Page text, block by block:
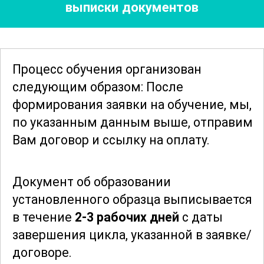
инструментов играет ключевую роль в
работе с органическим стеклом.
Участники курса познакомятся с
новейшими методиками и
оборудованием, что позволит им
оставаться конкурентоспособными на
рынке труда. Важной частью обучения
является освоение навыков
гарантирует высокое качество и
долговечность готовых изделий.
Курс рассчитан на тех, кто хочет
углубить свои знания и получить
выписки документов
Процесс обучения организован
следующим образом: После
формирования заявки на обучение, мы,
по указанным данным выше, отправим
Вам договор и ссылку на оплату.
Документ об образовании
установленного образца выписывается
в течение 2-3 рабочих дней с даты
завершения цикла, указанной в заявке/
договоре.